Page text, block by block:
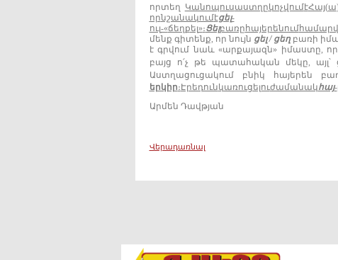
որտեղ ԿանոպուսաստղըկոչվումէՀայ(ա
որնշանակումէցել‐
ուլ‐«ճեղքել»։Ցելբառը հայերենում
մենք գիտենք, որ նույն ցել/ ցեղբառի
է գրվում նաև «արքայազն» իմաստը,
բայց ո՛չ թե պատահական մեկը, այլ՝
Աստղացուցակում բնիկ հայերեն
երկիր։Էրեդունկառուցելուժամանակհայ‐
Արմեն Դավթյան
Վերադառնալ